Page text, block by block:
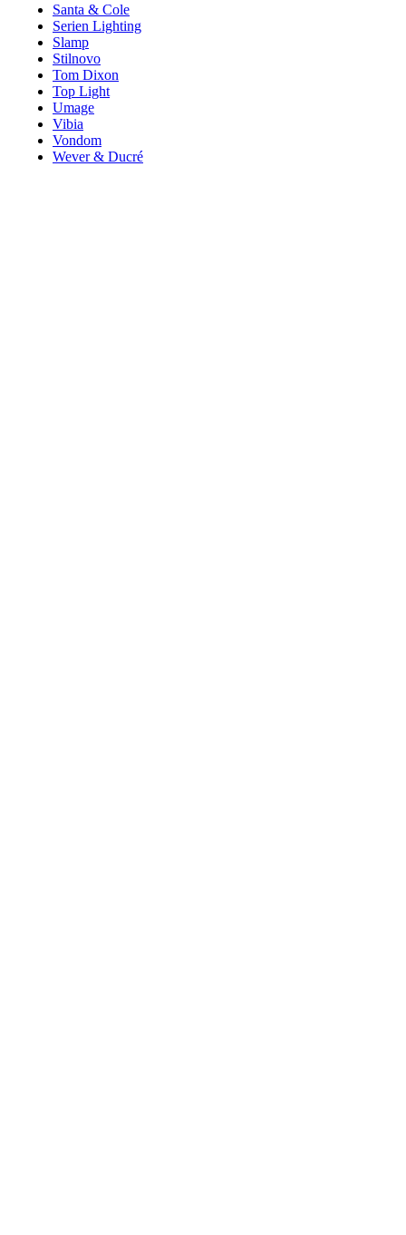
Santa & Cole
Serien Lighting
Slamp
Stilnovo
Tom Dixon
Top Light
Umage
Vibia
Vondom
Wever & Ducré